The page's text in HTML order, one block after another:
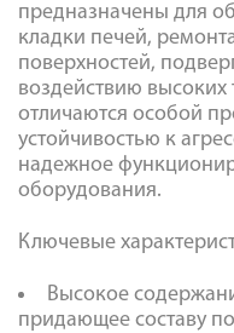
предназначены для
кладки печей,
поверхностей,
воздействию высоких
отличаются особой
устойчивостью к
надежное
оборудования.
Ключевые
Высокое
придающее составу